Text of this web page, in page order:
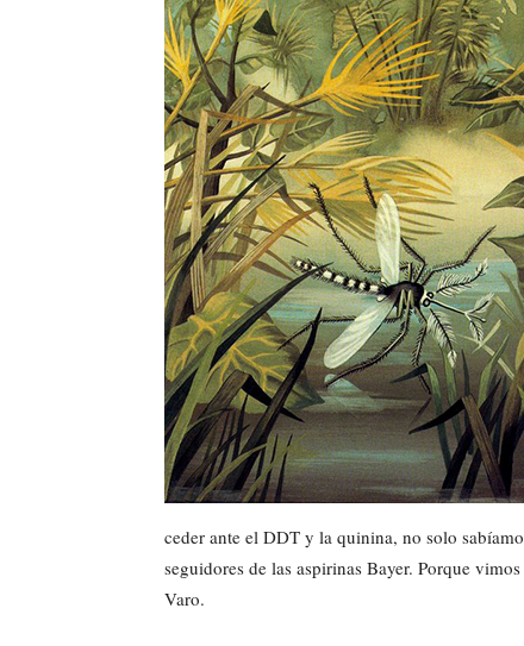
ceder ante el DDT y la quinina, no solo
seguidores de las aspirinas Bayer. Porque
Varo.